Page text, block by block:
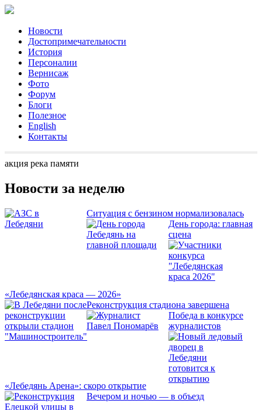
Новости
Достопримечательности
История
Персоналии
Вернисаж
Фото
Форум
Блоги
Полезное
English
Контакты
акция река памяти
Новости за неделю
Ситуация с бензином нормализовалась
День города: главная
сцена
«Лебедянская краса — 2026»
Реконструкция стадиона завершена
Победа в конкурсе
журналистов
«Лебедянь Арена»: скоро открытие
Вечером и ночью — в объезд